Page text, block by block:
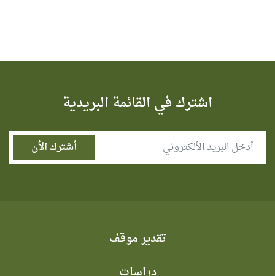
اشترك في القائمة البريدية
تقدير موقف